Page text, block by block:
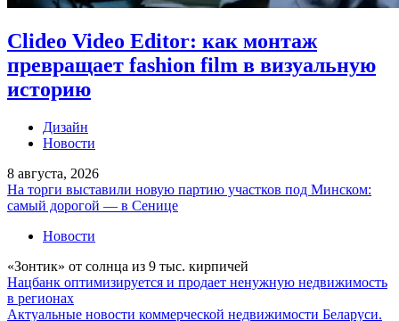
Clideo Video Editor: как монтаж
превращает fashion film в визуальную
историю
Дизайн
Новости
8 августа, 2026
На торги выставили новую партию участков под Минском:
самый дорогой — в Сенице
Новости
«Зонтик» от солнца из 9 тыс. кирпичей
Нацбанк оптимизируется и продает ненужную недвижимость
в регионах
Актуальные новости коммерческой недвижимости Беларуси.